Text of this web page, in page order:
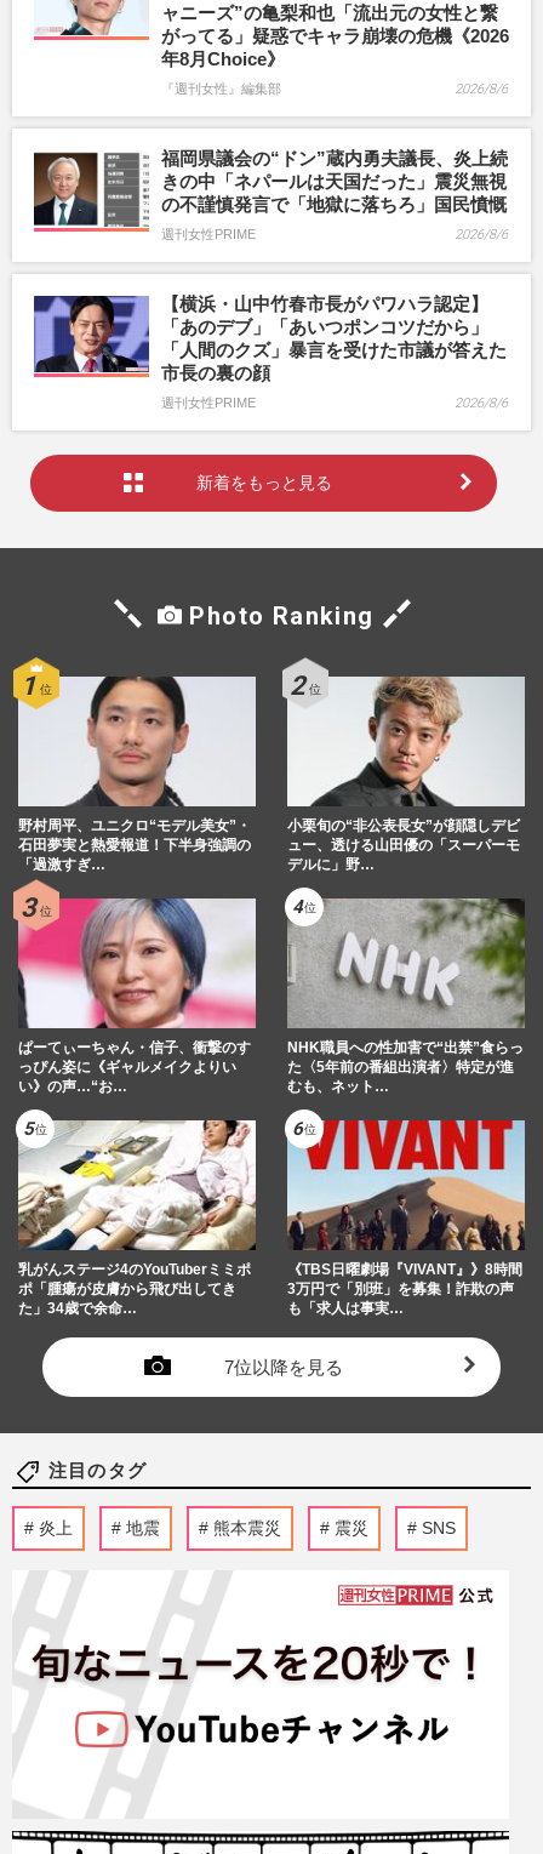
ャニーズ”の亀梨和也「流出元の女性と繋
がってる」疑惑でキャラ崩壊の危機《2026
年8月Choice》
『週刊女性』編集部 2026/8/6
福岡県議会の“ドン”蔵内勇夫議長、炎上続
きの中「ネパールは天国だった」震災無視
の不謹慎発言で「地獄に落ちろ」国民憤慨
週刊女性PRIME 2026/8/6
【横浜・山中竹春市長がパワハラ認定】
「あのデブ」「あいつポンコツだから」
「人間のクズ」暴言を受けた市議が答えた
市長の裏の顔
週刊女性PRIME 2026/8/6
新着をもっと見る
Photo Ranking
野村周平、ユニクロ“モデル美女”・
石田夢実と熱愛報道！下半身強調の
「過激すぎ…
小栗旬の“非公表長女”が顔隠しデビ
ュー、透ける山田優の「スーパーモ
デルに」野…
ぱーてぃーちゃん・信子、衝撃のす
っぴん姿に《ギャルメイクよりい
い》の声…“お…
NHK職員への性加害で“出禁”食らっ
た〈5年前の番組出演者〉特定が進
むも、ネット…
乳がんステージ4のYouTuberミミポ
ポ「腫瘍が皮膚から飛び出してき
た」34歳で余命…
《TBS日曜劇場『VIVANT』》8時間
3万円で「別班」を募集！詐欺の声
も「求人は事実…
7位以降を見る
注目のタグ
炎上 地震 熊本震災 震災 SNS